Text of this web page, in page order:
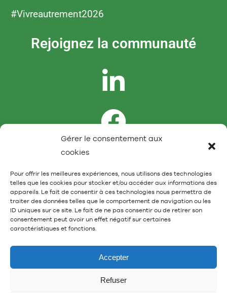
Gérer le consentement aux
cookies
Pour offrir les meilleures expériences, nous utilisons des technologies
telles que les cookies pour stocker et/ou accéder aux informations des
appareils. Le fait de consentir à ces technologies nous permettra de
traiter des données telles que le comportement de navigation ou les
ID uniques sur ce site. Le fait de ne pas consentir ou de retirer son
consentement peut avoir un effet négatif sur certaines
caractéristiques et fonctions.
Accepter
Refuser
#Vivreautrement2026
Rejoignez la communauté
Mentions légales et données personnelles
Organisation